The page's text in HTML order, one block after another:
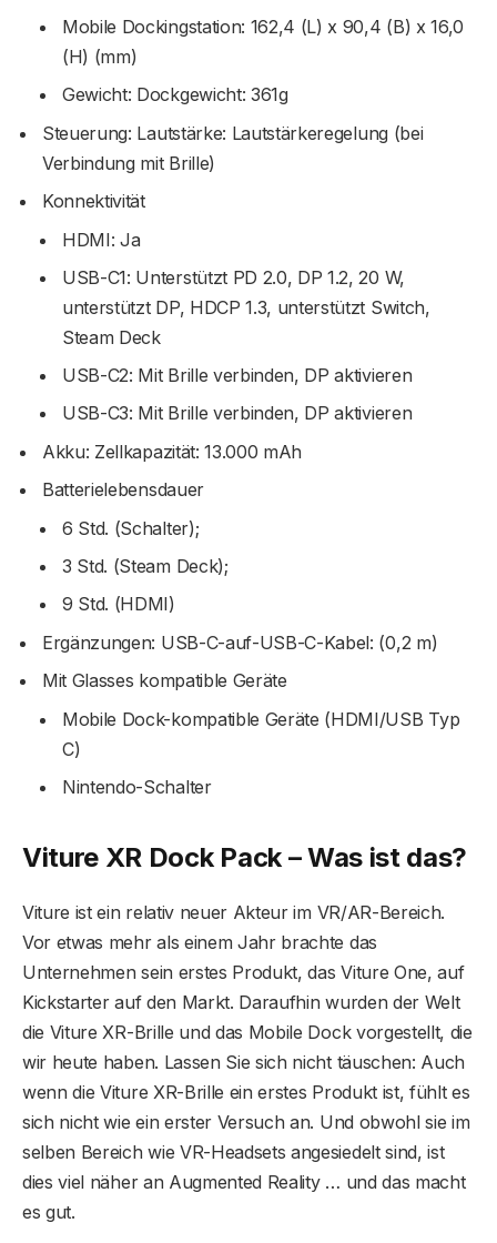
Mobile Dockingstation: 162,4 (L) x 90,4 (B) x 16,0
(H) (mm)
Gewicht: Dockgewicht: 361g
Steuerung: Lautstärke: Lautstärkeregelung (bei
Verbindung mit Brille)
Konnektivität
HDMI: Ja
USB-C1: Unterstützt PD 2.0, DP 1.2, 20 W,
unterstützt DP, HDCP 1.3, unterstützt Switch,
Steam Deck
USB-C2: Mit Brille verbinden, DP aktivieren
USB-C3: Mit Brille verbinden, DP aktivieren
Akku: Zellkapazität: 13.000 mAh
Batterielebensdauer
6 Std. (Schalter);
3 Std. (Steam Deck);
9 Std. (HDMI)
Ergänzungen: USB-C-auf-USB-C-Kabel: (0,2 m)
Mit Glasses kompatible Geräte
Mobile Dock-kompatible Geräte (HDMI/USB Typ
C)
Nintendo-Schalter
Viture XR Dock Pack – Was ist das?
Viture ist ein relativ neuer Akteur im VR/AR-Bereich.
Vor etwas mehr als einem Jahr brachte das
Unternehmen sein erstes Produkt, das Viture One, auf
Kickstarter auf den Markt. Daraufhin wurden der Welt
die Viture XR-Brille und das Mobile Dock vorgestellt, die
wir heute haben. Lassen Sie sich nicht täuschen: Auch
wenn die Viture XR-Brille ein erstes Produkt ist, fühlt es
sich nicht wie ein erster Versuch an. Und obwohl sie im
selben Bereich wie VR-Headsets angesiedelt sind, ist
dies viel näher an Augmented Reality … und das macht
es gut.